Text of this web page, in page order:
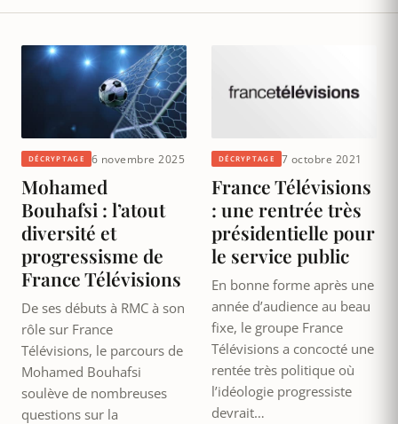
DÉCRYPTAGE 6 novembre 2025
Mohamed
Bouhafsi : l’atout
diversité et
progressisme de
France Télévisions
De ses débuts à RMC à son
rôle sur France
Télévisions, le parcours de
Mohamed Bouhafsi
soulève de nombreuses
questions sur la
DÉCRYPTAGE 7 octobre 2021
France Télévisions
: une rentrée très
présidentielle pour
le service public
En bonne forme après une
année d’audience au beau
fixe, le groupe France
Télévisions a concocté une
rentée très politique où
l’idéologie progressiste
devrait…